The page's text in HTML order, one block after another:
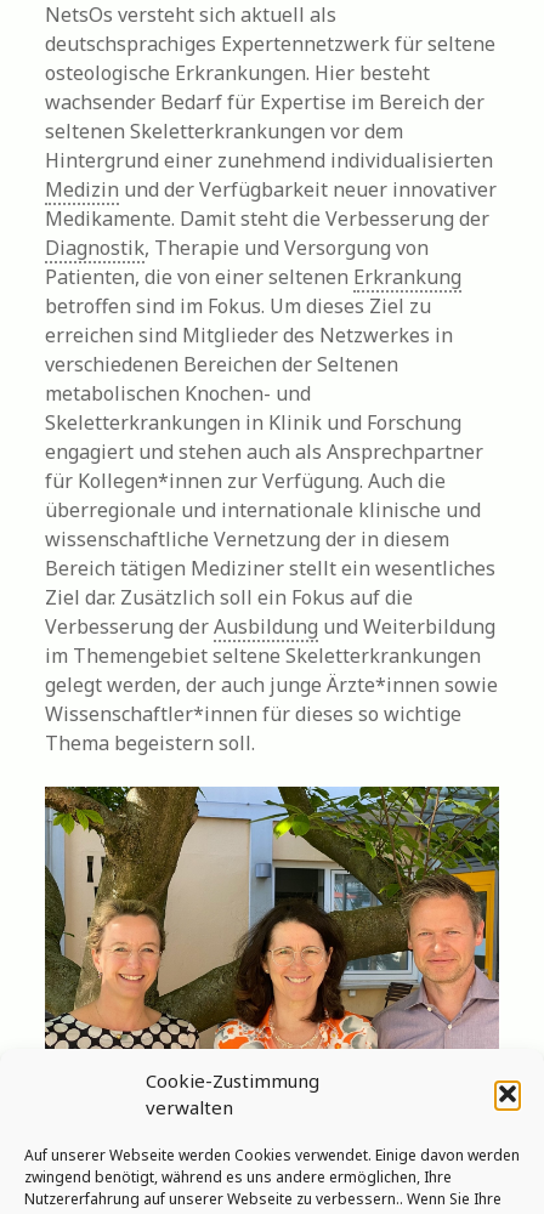
Cookie-Zustimmung
verwalten
Auf unserer Webseite werden Cookies verwendet. Einige davon werden
zwingend benötigt, während es uns andere ermöglichen, Ihre
Nutzererfahrung auf unserer Webseite zu verbessern.. Wenn Sie Ihre
NetsOs versteht sich aktuell als
deutschsprachiges Expertennetzwerk für seltene
osteologische Erkrankungen. Hier besteht
wachsender Bedarf für Expertise im Bereich der
seltenen Skeletterkrankungen vor dem
Hintergrund einer zunehmend individualisierten
Medizin und der Verfügbarkeit neuer innovativer
Medikamente. Damit steht die Verbesserung der
Diagnostik, Therapie und Versorgung von
Patienten, die von einer seltenen Erkrankung
betroffen sind im Fokus. Um dieses Ziel zu
erreichen sind Mitglieder des Netzwerkes in
verschiedenen Bereichen der Seltenen
metabolischen Knochen- und
Skeletterkrankungen in Klinik und Forschung
engagiert und stehen auch als Ansprechpartner
für Kollegen*innen zur Verfügung. Auch die
überregionale und internationale klinische und
wissenschaftliche Vernetzung der in diesem
Bereich tätigen Mediziner stellt ein wesentliches
Ziel dar. Zusätzlich soll ein Fokus auf die
Verbesserung derAusbildung und Weiterbildung
im Themengebiet seltene Skeletterkrankungen
gelegt werden, der auch junge Ärzte*innen sowie
Wissenschaftler*innen für dieses so wichtige
Thema begeistern soll.
NetsOs Sprecherin und Stellvertreter
Frau Prof. Corinna Grasemann (links), Frau Prof.